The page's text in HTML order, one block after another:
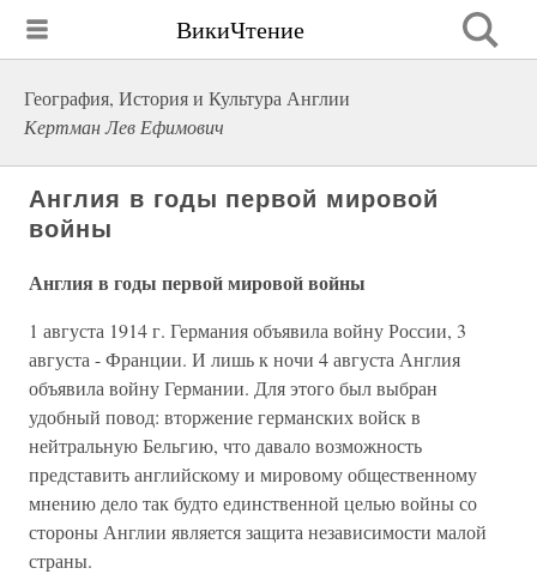
ВикиЧтение
География, История и Культура Англии
Кертман Лев Ефимович
Англия в годы первой мировой
войны
Англия в годы первой мировой войны
1 августа 1914 г. Германия объявила войну России, 3
августа - Франции. И лишь к ночи 4 августа Англия
объявила войну Германии. Для этого был выбран
удобный повод: вторжение германских войск в
нейтральную Бельгию, что давало возможность
представить английскому и мировому общественному
мнению дело так будто единственной целью войны со
стороны Англии является защита независимости малой
страны.